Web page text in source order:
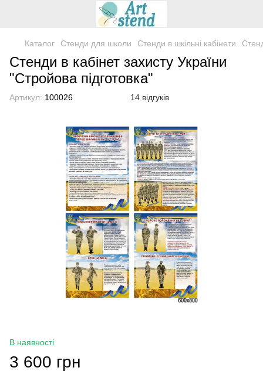
Каталог Стенди для школи Стенди в шкільні кабінети
Стенди в кабінет захисту України
"Стройова підготовка"
Артикул: 100026 14 відгуків
В наявності
3 600 грн